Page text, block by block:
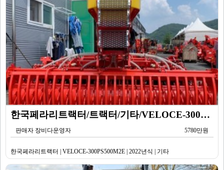
한국페라리트랙터/트랙터/기타/VELOCE-300PS500M2E/2022년식
판매자 장비다운영자 5780만원
한국페라리트랙터 | VELOCE-300PS500M2E | 2022년식 | 기타